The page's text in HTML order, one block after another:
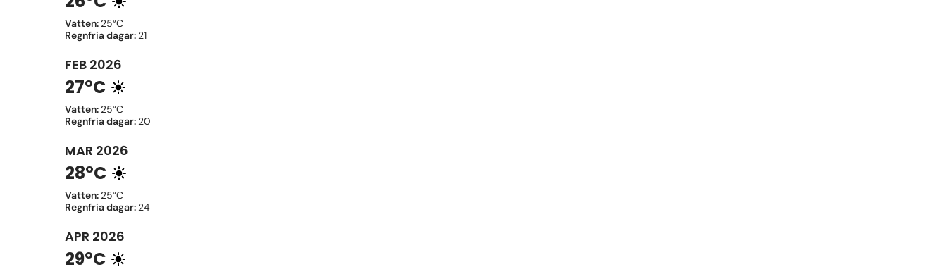
Vatten: 25°C
Regnfria dagar: 21
FEB 2026
27°C
Vatten: 25°C
Regnfria dagar: 20
MAR 2026
28°C
Vatten: 25°C
Regnfria dagar: 24
APR 2026
29°C